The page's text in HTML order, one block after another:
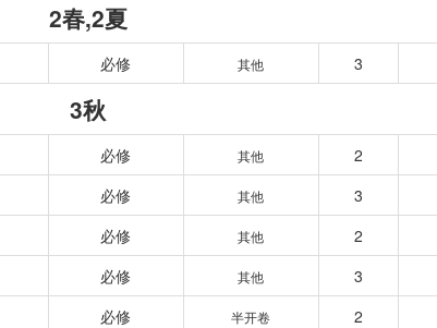
2春,2夏
必修 其他 3
3秋
必修 其他 2
必修 其他 3
必修 其他 2
必修 其他 3
必修 半开卷 2